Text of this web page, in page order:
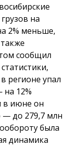
на
2% меньше,
сообщил
регионе упал
на 12%
в июне он
— до 279,7 млн
была
динамика